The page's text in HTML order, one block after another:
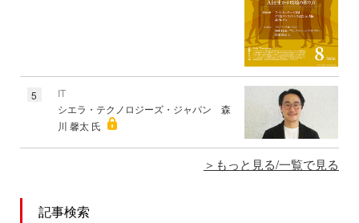
5
IT
シエラ・テクノロジーズ・ジャパン 森
川 馨太 氏
もっと見る/一覧で見る
記事検索